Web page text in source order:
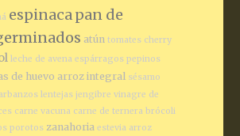
espinacapan de
atún tomates cherry
leche de avena espárragos pepinos
de huevo arroz integral sésamo
lentejas jengibre vinagre de
carne vacuna carne de ternera brócoli
porotos zanahoria estevia arroz